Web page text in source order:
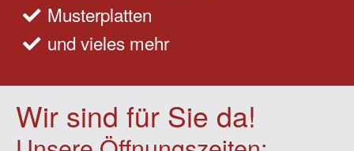
Musterplatten
und vieles mehr
Wir sind für Sie da!